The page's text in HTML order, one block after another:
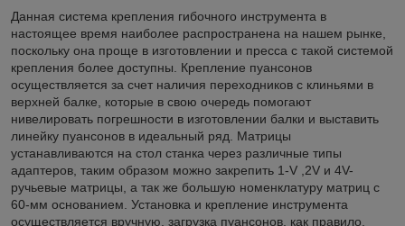
Данная система крепления гибочного инструмента в
настоящее время наиболее распространена на нашем рынке,
поскольку она проще в изготовлении и пресса с такой системой
крепления более доступны. Крепление пуансонов
осуществляется за счет наличия переходников с клиньями в
верхней балке, которые в свою очередь помогают
нивелировать погрешности в изготовлении балки и выставить
линейку пуансонов в идеальный ряд. Матрицы
устанавливаются на стол станка через различные типы
адаптеров, таким образом можно закрепить 1-V ,2V и 4V-
ручьевые матрицы, а так же большую номенклатуру матриц с
60-мм основанием. Установка и крепление инструмента
осуществляется вручную, загрузка пуансонов, как правило,